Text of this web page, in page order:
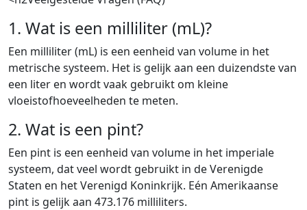
1. Wat is een milliliter (mL)?
Een milliliter (mL) is een eenheid van volume in het
metrische systeem. Het is gelijk aan een duizendste van
een liter en wordt vaak gebruikt om kleine
vloeistofhoeveelheden te meten.
2. Wat is een pint?
Een pint is een eenheid van volume in het imperiale
systeem, dat veel wordt gebruikt in de Verenigde
Staten en het Verenigd Koninkrijk. Eén Amerikaanse
pint is gelijk aan 473.176 milliliters.